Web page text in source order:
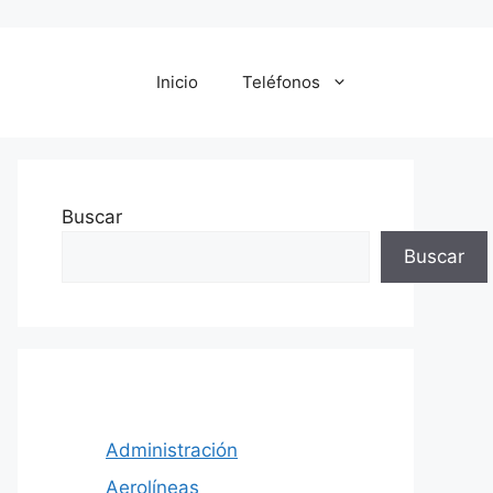
Inicio Teléfonos
Buscar
Buscar
Administración
Aerolíneas